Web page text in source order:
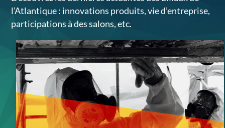
l’Atlantique : innovations produits, vie d’entreprise,
participations à des salons, etc.